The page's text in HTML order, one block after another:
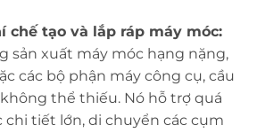
chế tạo và lắp ráp máy móc:
sản xuất máy móc hạng nặng,
các bộ phận máy công cụ, cầu
thể thiếu. Nó hỗ trợ quá
chi tiết lớn, di chuyển các cụm